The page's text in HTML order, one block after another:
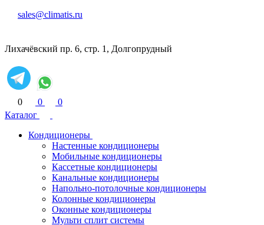
sales@climatis.ru
Лихачёвский пр. 6, стр. 1, Долгопрудный
0 0
0
Каталог
Кондиционеры
Настенные кондиционеры
Мобильные кондиционеры
Кассетные кондиционеры
Канальные кондиционеры
Напольно-потолочные кондиционеры
Колонные кондиционеры
Оконные кондиционеры
Мульти сплит системы